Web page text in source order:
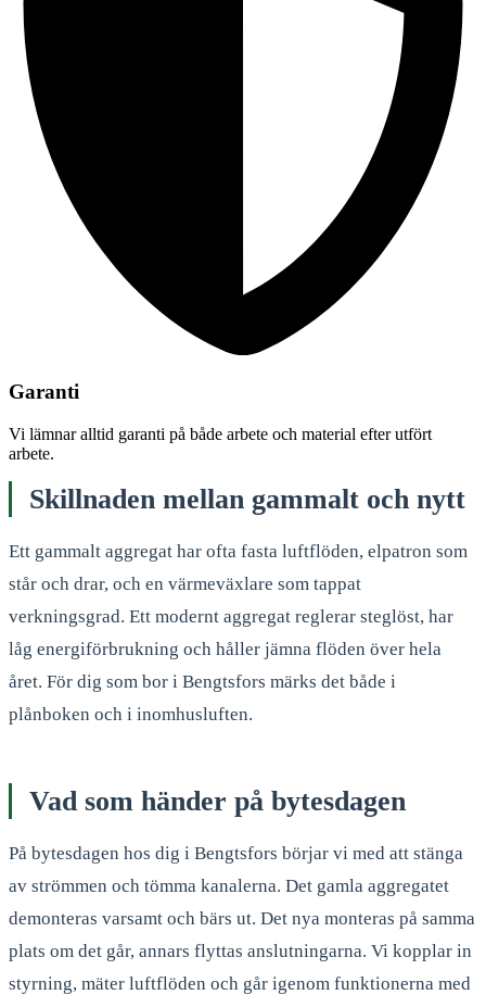
Garanti
Vi lämnar alltid garanti på både arbete och material efter utfört
arbete.
Skillnaden mellan gammalt och nytt
Ett gammalt aggregat har ofta fasta luftflöden, elpatron som
står och drar, och en värmeväxlare som tappat
verkningsgrad. Ett modernt aggregat reglerar steglöst, har
låg energiförbrukning och håller jämna flöden över hela
året. För dig som bor i Bengtsfors märks det både i
plånboken och i inomhusluften.
Vad som händer på bytesdagen
På bytesdagen hos dig i Bengtsfors börjar vi med att stänga
av strömmen och tömma kanalerna. Det gamla aggregatet
demonteras varsamt och bärs ut. Det nya monteras på samma
plats om det går, annars flyttas anslutningarna. Vi kopplar in
styrning, mäter luftflöden och går igenom funktionerna med